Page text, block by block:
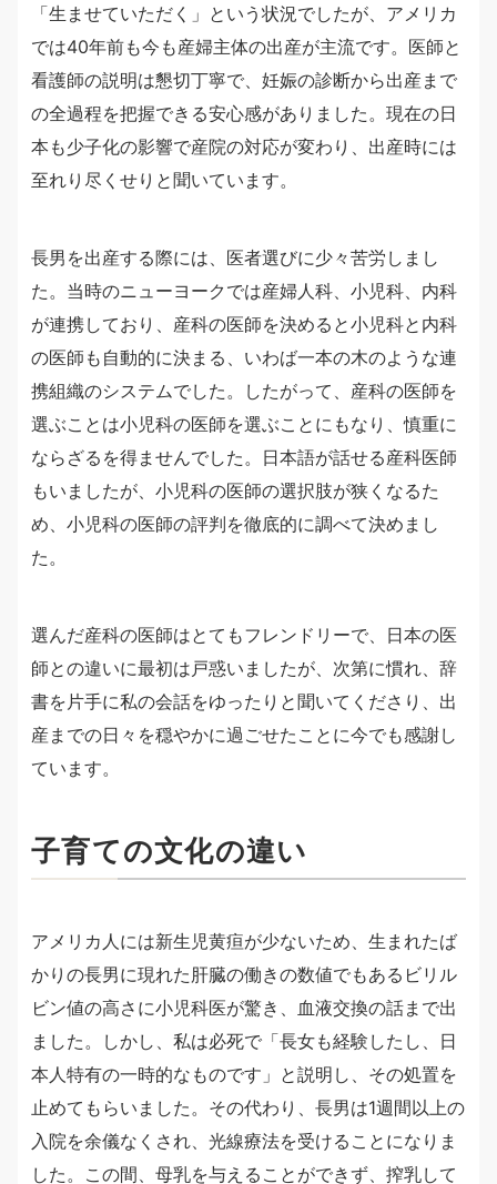
「生ませていただく」という状況でしたが、アメリカ
では40年前も今も産婦主体の出産が主流です。医師と
看護師の説明は懇切丁寧で、妊娠の診断から出産まで
の全過程を把握できる安心感がありました。現在の日
本も少子化の影響で産院の対応が変わり、出産時には
至れり尽くせりと聞いています。
長男を出産する際には、医者選びに少々苦労しまし
た。当時のニューヨークでは産婦人科、小児科、内科
が連携しており、産科の医師を決めると小児科と内科
の医師も自動的に決まる、いわば一本の木のような連
携組織のシステムでした。したがって、産科の医師を
選ぶことは小児科の医師を選ぶことにもなり、慎重に
ならざるを得ませんでした。日本語が話せる産科医師
もいましたが、小児科の医師の選択肢が狭くなるた
め、小児科の医師の評判を徹底的に調べて決めまし
た。
選んだ産科の医師はとてもフレンドリーで、日本の医
師との違いに最初は戸惑いましたが、次第に慣れ、辞
書を片手に私の会話をゆったりと聞いてくださり、出
産までの日々を穏やかに過ごせたことに今でも感謝し
ています。
子育ての文化の違い
アメリカ人には新生児黄疸が少ないため、生まれたば
かりの長男に現れた肝臓の働きの数値でもあるビリル
ビン値の高さに小児科医が驚き、血液交換の話まで出
ました。しかし、私は必死で「長女も経験したし、日
本人特有の一時的なものです」と説明し、その処置を
止めてもらいました。その代わり、長男は1週間以上の
入院を余儀なくされ、光線療法を受けることになりま
した。この間、母乳を与えることができず、搾乳して